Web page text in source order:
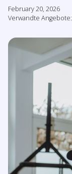
February 20, 2026
Verwandte Angebote: